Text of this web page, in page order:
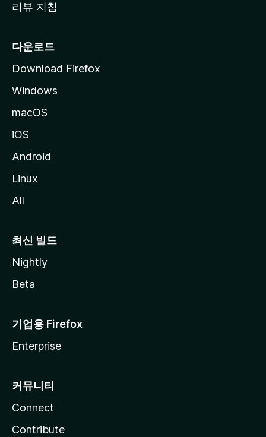
리뷰 지침
다운로드
Download Firefox
Windows
macOS
iOS
Android
Linux
All
최신 빌드
Nightly
Beta
기업용 Firefox
Enterprise
커뮤니티
Connect
Contribute